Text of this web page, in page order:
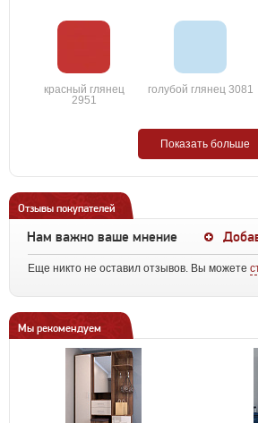
красный глянец
2951
голубой глянец 3081
Показать больше
Отзывы покупателей
Нам важно ваше мнение
Еще никто не оставил отзывов. Вы можете
Мы рекомендуем